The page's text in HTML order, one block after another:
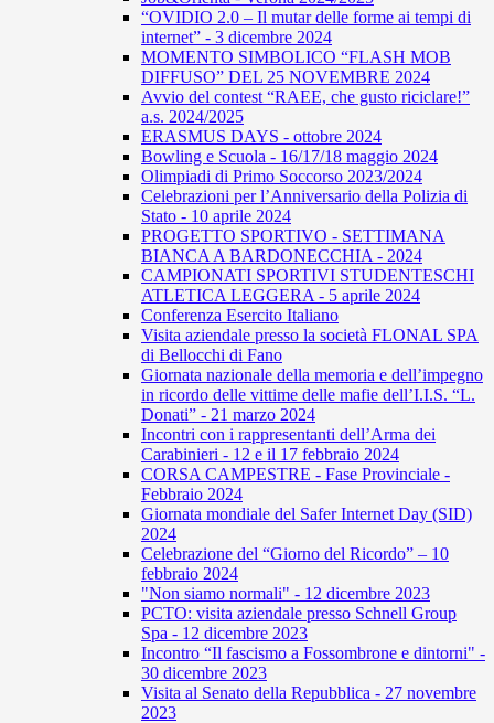
“OVIDIO 2.0 – Il mutar delle forme ai tempi di
internet” - 3 dicembre 2024
MOMENTO SIMBOLICO “FLASH MOB
DIFFUSO” DEL 25 NOVEMBRE 2024
Avvio del contest “RAEE, che gusto riciclare!”
a.s. 2024/2025
ERASMUS DAYS - ottobre 2024
Bowling e Scuola - 16/17/18 maggio 2024
Olimpiadi di Primo Soccorso 2023/2024
Celebrazioni per l’Anniversario della Polizia di
Stato - 10 aprile 2024
PROGETTO SPORTIVO - SETTIMANA
BIANCA A BARDONECCHIA - 2024
CAMPIONATI SPORTIVI STUDENTESCHI
ATLETICA LEGGERA - 5 aprile 2024
Conferenza Esercito Italiano
Visita aziendale presso la società FLONAL SPA
di Bellocchi di Fano
Giornata nazionale della memoria e dell’impegno
in ricordo delle vittime delle mafie dell’I.I.S. “L.
Donati” - 21 marzo 2024
Incontri con i rappresentanti dell’Arma dei
Carabinieri - 12 e il 17 febbraio 2024
CORSA CAMPESTRE - Fase Provinciale -
Febbraio 2024
Giornata mondiale del Safer Internet Day (SID)
2024
Celebrazione del “Giorno del Ricordo” – 10
febbraio 2024
"Non siamo normali" - 12 dicembre 2023
PCTO: visita aziendale presso Schnell Group
Spa - 12 dicembre 2023
Incontro “Il fascismo a Fossombrone e dintorni" -
30 dicembre 2023
Visita al Senato della Repubblica - 27 novembre
2023